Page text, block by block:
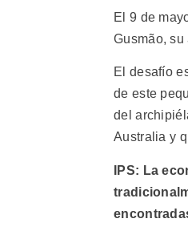
El 9 de
Gusmão,
El desafío
de este
del
Australia y
IPS: La